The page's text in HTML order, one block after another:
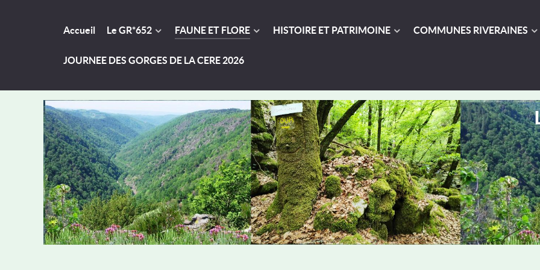
Accueil Le GR*652 FAUNE ET FLORE HISTOIRE ET PATRIMOINE COMMUNES RIVERAINES
JOURNEE DES GORGES DE LA CERE 2026